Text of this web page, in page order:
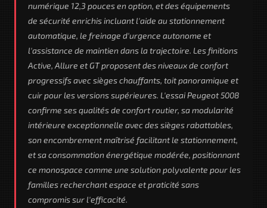
numérique 12,3 pouces en option, et des équipements
de sécurité enrichis incluant l'aide au stationnement
automatique, le freinage d'urgence autonome et
l'assistance de maintien dans la trajectoire. Les finitions
Active, Allure et GT proposent des niveaux de confort
progressifs avec sièges chauffants, toit panoramique et
cuir pour les versions supérieures. L'essai Peugeot 5008
confirme ses qualités de confort routier, sa modularité
intérieure exceptionnelle avec des sièges rabattables,
son encombrement maîtrisé facilitant le stationnement,
et sa consommation énergétique modérée, positionnant
ce monospace comme une solution polyvalente pour les
familles recherchant espace et praticité sans
compromis sur l'efficacité.